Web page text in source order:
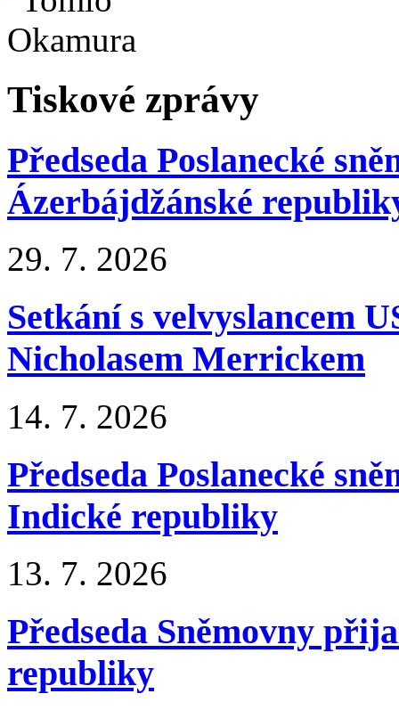
Tiskové zprávy
Předseda Poslanecké
Ázerbájdžánské
29. 7. 2026
Setkání s velvyslancem
Nicholasem Merrickem
14. 7. 2026
Předseda Poslanecké
Indické republiky
13. 7. 2026
Předseda Sněmovny
republiky